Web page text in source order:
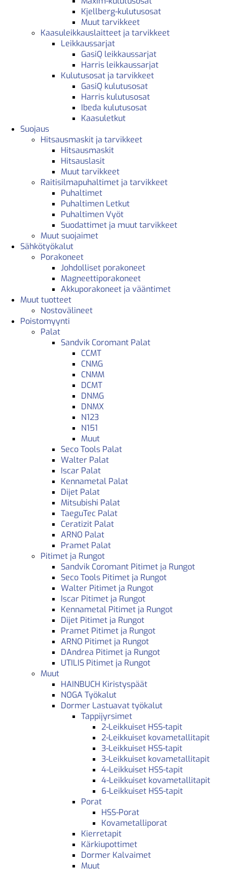
Kjellberg-kulutusosat
Muut tarvikkeet
Kaasuleikkauslaitteet ja tarvikkeet
Leikkaussarjat
GasiQ leikkaussarjat
Harris leikkaussarjat
Kulutusosat ja tarvikkeet
GasiQ kulutusosat
Harris kulutusosat
Ibeda kulutusosat
Kaasuletkut
Suojaus
Hitsausmaskit ja tarvikkeet
Hitsausmaskit
Hitsauslasit
Muut tarvikkeet
Raitisilmapuhaltimet ja tarvikkeet
Puhaltimet
Puhaltimen Letkut
Puhaltimen Vyöt
Suodattimet ja muut tarvikkeet
Muut suojaimet
Sähkötyökalut
Porakoneet
Johdolliset porakoneet
Magneettiporakoneet
Akkuporakoneet ja vääntimet
Muut tuotteet
Nostovälineet
Poistomyynti
Palat
Sandvik Coromant Palat
CCMT
CNMG
CNMM
DCMT
DNMG
DNMX
N123
N151
Muut
Seco Tools Palat
Walter Palat
Iscar Palat
Kennametal Palat
Dijet Palat
Mitsubishi Palat
TaeguTec Palat
Ceratizit Palat
ARNO Palat
Pramet Palat
Pitimet ja Rungot
Sandvik Coromant Pitimet ja Rungot
Seco Tools Pitimet ja Rungot
Walter Pitimet ja Rungot
Iscar Pitimet ja Rungot
Kennametal Pitimet ja Rungot
Dijet Pitimet ja Rungot
Pramet Pitimet ja Rungot
ARNO Pitimet ja Rungot
DAndrea Pitimet ja Rungot
UTILIS Pitimet ja Rungot
Muut
HAINBUCH Kiristyspäät
NOGA Työkalut
Dormer Lastuavat työkalut
Tappijyrsimet
2-Leikkuiset HSS-tapit
2-Leikkuiset kovametallitapit
3-Leikkuiset HSS-tapit
3-Leikkuiset kovametallitapit
4-Leikkuiset HSS-tapit
4-Leikkuiset kovametallitapit
6-Leikkuiset HSS-tapit
Porat
HSS-Porat
Kovametalliporat
Kierretapit
Kärkiupottimet
Dormer Kalvaimet
Muut